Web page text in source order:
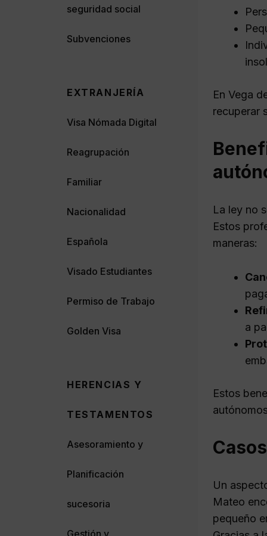
En Vega
recuperar
La ley no
Estos
maneras:
a
Estos
Un
Mateo
pequeño
seguridad social
Subvenciones
EXTRANJERÍA
Visa Nómada Digital
Reagrupación
Familiar
Nacionalidad
Española
Visado Estudiantes
Permiso de Trabajo
Golden Visa
HERENCIAS Y
TESTAMENTOS
Asesoramiento y
Planificación
sucesoria
Gestión y